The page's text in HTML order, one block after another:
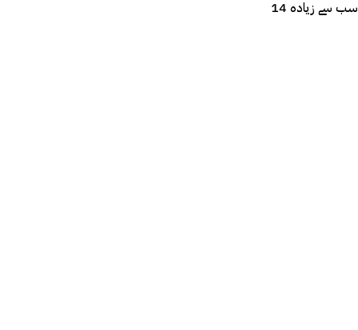
سب سے زیادہ 14